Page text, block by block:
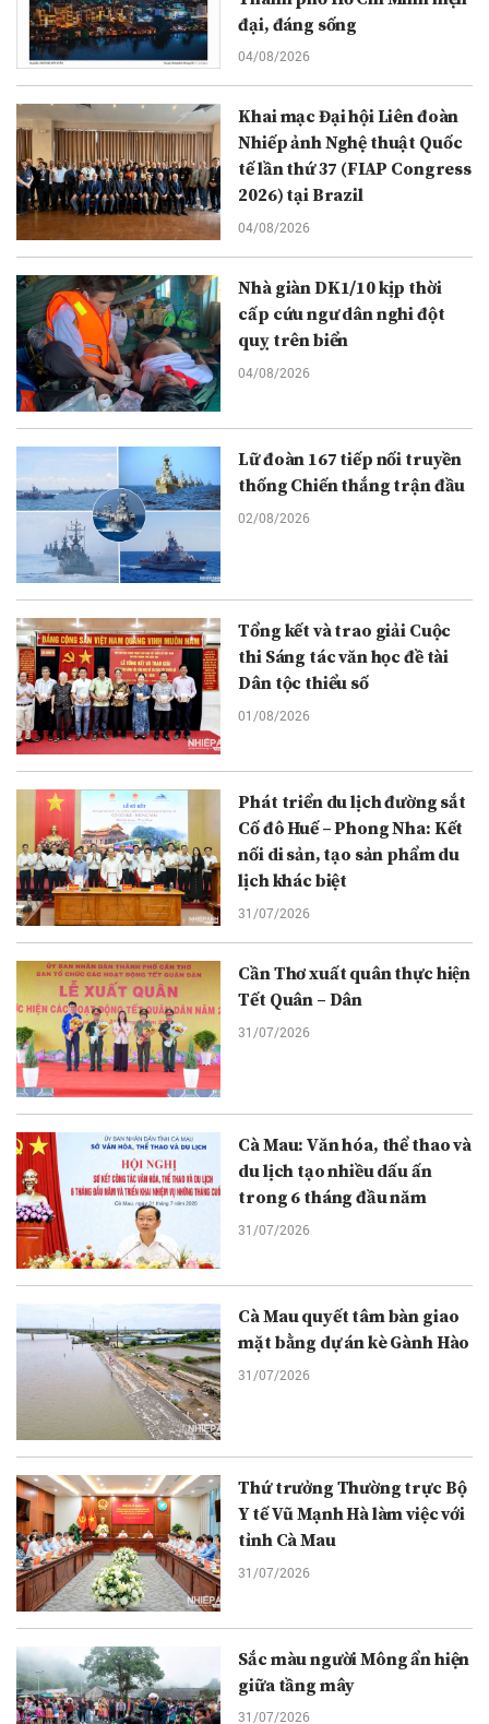
đại, đáng sống
04/08/2026
Khai mạc Đại hội Liên đoàn
Nhiếp ảnh Nghệ thuật Quốc
tế lần thứ 37 (FIAP Congress
2026) tại Brazil
04/08/2026
Nhà giàn DK1/10 kịp thời
cấp cứu ngư dân nghi đột
quỵ trên biển
04/08/2026
Lữ đoàn 167 tiếp nối truyền
thống Chiến thắng trận đầu
02/08/2026
Tổng kết và trao giải Cuộc
thi Sáng tác văn học đề tài
Dân tộc thiểu số
01/08/2026
Phát triển du lịch đường sắt
Cố đô Huế – Phong Nha: Kết
nối di sản, tạo sản phẩm du
lịch khác biệt
31/07/2026
Cần Thơ xuất quân thực hiện
Tết Quân – Dân
31/07/2026
Cà Mau: Văn hóa, thể thao và
du lịch tạo nhiều dấu ấn
trong 6 tháng đầu năm
31/07/2026
Cà Mau quyết tâm bàn giao
mặt bằng dự án kè Gành Hào
31/07/2026
Thứ trưởng Thường trực Bộ
Y tế Vũ Mạnh Hà làm việc với
tỉnh Cà Mau
31/07/2026
Sắc màu người Mông ẩn hiện
giữa tầng mây
31/07/2026